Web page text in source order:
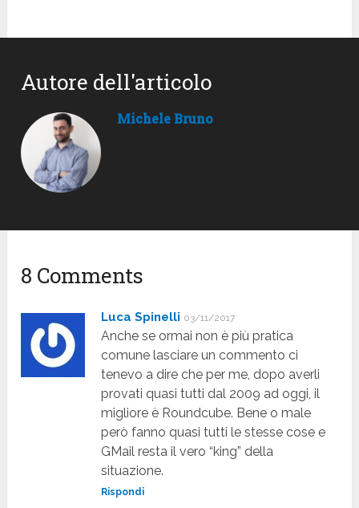
Autore dell'articolo
Michele Bruno
8 Comments
Luca Spinelli 03/11/2017
Anche se ormai non è più pratica
comune lasciare un commento ci
tenevo a dire che per me, dopo averli
provati quasi tutti dal 2009 ad oggi, il
migliore è Roundcube. Bene o male
però fanno quasi tutti le stesse cose e
GMail resta il vero “king” della
situazione.
Rispondi